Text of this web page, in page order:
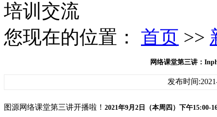
培训交流
您现在的位置： 首页 >>
网络课堂第三讲：
发布时间
图源网络课堂第三讲开播啦！ 2021年9月2日（本周四）下午15:00-